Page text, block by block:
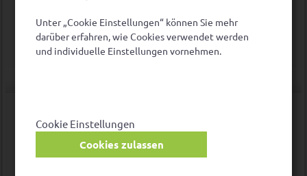
FAQ
Häufige Fragen.
Unter „Cookie Einstellungen“ können Sie mehr
darüber erfahren, wie Cookies verwendet werden
und individuelle Einstellungen vornehmen.
Cookie Einstellungen
Cookies zulassen